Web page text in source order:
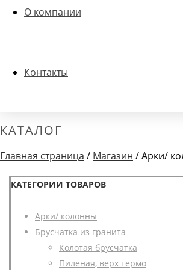
О компании
Контакты
КАТАЛОГ
Главная страница / Магазин /Арки/
КАТЕГОРИИ ТОВАРОВ
Арки/ колонны
Брусчатка из гранита
Колотая брусчатка
Пиленая, верх термо